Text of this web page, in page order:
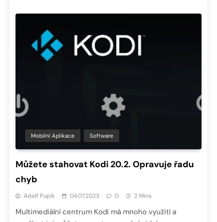
Mobilní Aplikace Software
Můžete stahovat Kodi 20.2. Opravuje řadu
chyb
Adolf Pupík 04.07.2023 0 2 Mins
Multimediální centrum Kodi má mnoho využití a